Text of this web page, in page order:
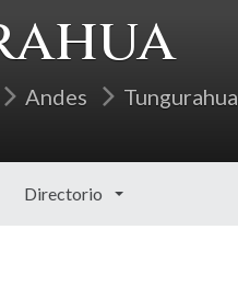
Andes Tungurahua
Directorio